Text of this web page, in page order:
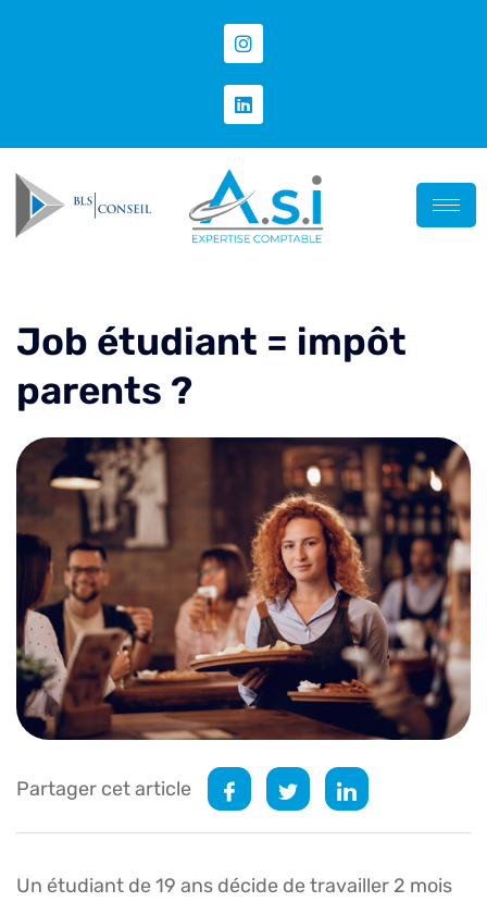
Job étudiant = impôt
parents ?
Partager cet article
Un étudiant de 19 ans décide de travailler 2 mois